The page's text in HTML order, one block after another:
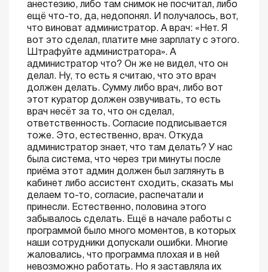
анестезию, либо там снимок не посчитал, либо
ещё что-то, да, недопонял. И получалось, вот,
что виноват администратор. А врач: «Нет. Я
вот это сделал, платите мне зарплату с этого.
Штрафуйте администратора». А
администратор что? Он же не видел, что он
делал. Ну, то есть я считаю, что это врач
должен делать. Сумму либо врач, либо вот
этот куратор должен озвучивать, то есть
врач несёт за то, что он сделал,
ответственность. Согласие подписывается
тоже. Это, естественно, врач. Откуда
администратор знает, что там делать? У нас
была система, что через три минуты после
приёма этот админ должен был заглянуть в
кабинет либо ассистент сходить, сказать мы
делаем то-то, согласие, распечатали и
принесли. Естественно, половина этого
забывалось сделать. Ещё в начале работы с
программой было много моментов, в которых
наши сотрудники допускали ошибки. Многие
жаловались, что программа плохая и в ней
невозможно работать. Но я заставляла их